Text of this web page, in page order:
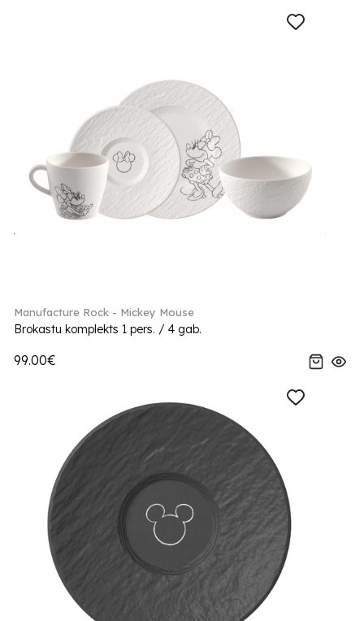
Manufacture Rock - Mickey Mouse
Brokastu komplekts 1 pers. / 4 gab.
99.00€